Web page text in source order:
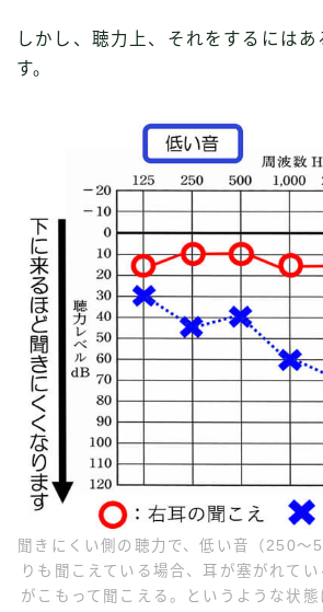
しかし、聴力上、それをするにはあ
す。
聞きにくい側の聴力で、低い音（250〜
りも聞こえている場合、耳が塞がれて
がこもって聞こえる。というような状